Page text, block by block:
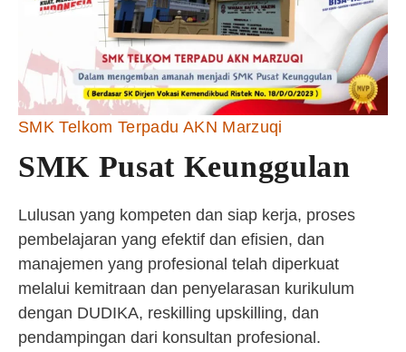
SMK Telkom Terpadu AKN Marzuqi
SMK Pusat Keunggulan
Lulusan yang kompeten dan siap kerja, proses
pembelajaran yang efektif dan efisien, dan
manajemen yang profesional telah diperkuat
melalui kemitraan dan penyelarasan kurikulum
dengan DUDIKA, reskilling upskilling, dan
pendampingan dari konsultan profesional.